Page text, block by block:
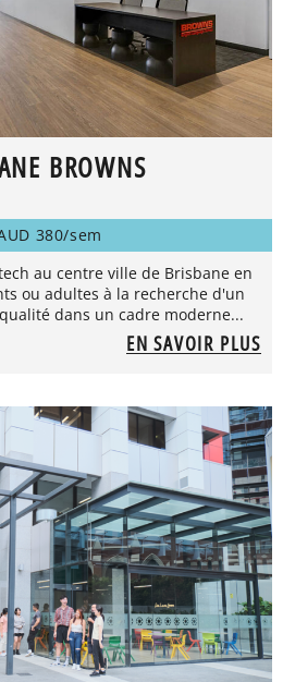
BROWNS
380/sem
au centre ville de Brisbane en
ou adultes à la recherche d'un
dans un cadre moderne...
EN SAVOIR PLUS